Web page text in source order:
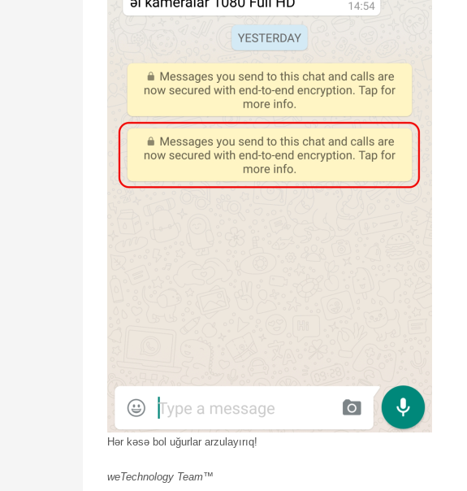
Hər kəsə bol uğurlar arzulayırıq!
weTechnology Team™